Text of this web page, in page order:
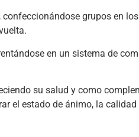
grupos en
en un sistema de
su salud y como
el estado de ánimo, la calidad